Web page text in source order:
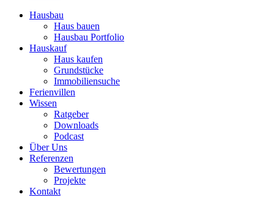
Hausbau
Haus bauen
Hausbau Portfolio
Hauskauf
Haus kaufen
Grundstücke
Immobiliensuche
Ferienvillen
Wissen
Ratgeber
Downloads
Podcast
Über Uns
Referenzen
Bewertungen
Projekte
Kontakt